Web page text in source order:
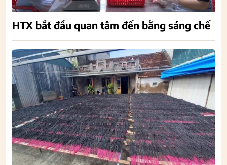
HTX bắt đầu quan tâm đến bằng sáng chế